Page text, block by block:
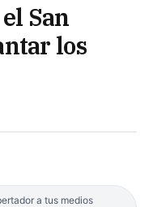
San
los
a tus medios